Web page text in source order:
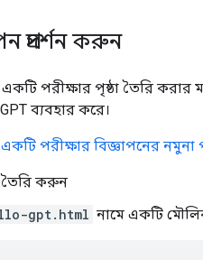
প্রদর্শন করুন
পরীক্ষার পৃষ্ঠা তৈরি করার
ব্যবহার করে।
একটি পরীক্ষার বিজ্ঞাপনের নমুনা
তৈরি করুন
gpt.html নামে একটি